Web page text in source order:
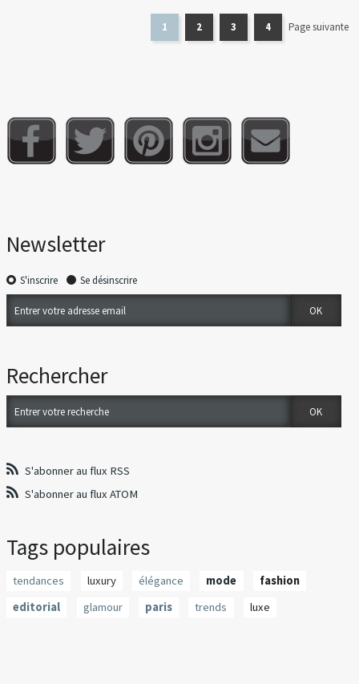
1 2 3 4 Page suivante
Newsletter
S'inscrire Se désinscrire
Rechercher
S'abonner au flux RSS
S'abonner au flux ATOM
Tags populaires
tendances luxury élégance mode
fashion
editorial
glamour paris trends luxe